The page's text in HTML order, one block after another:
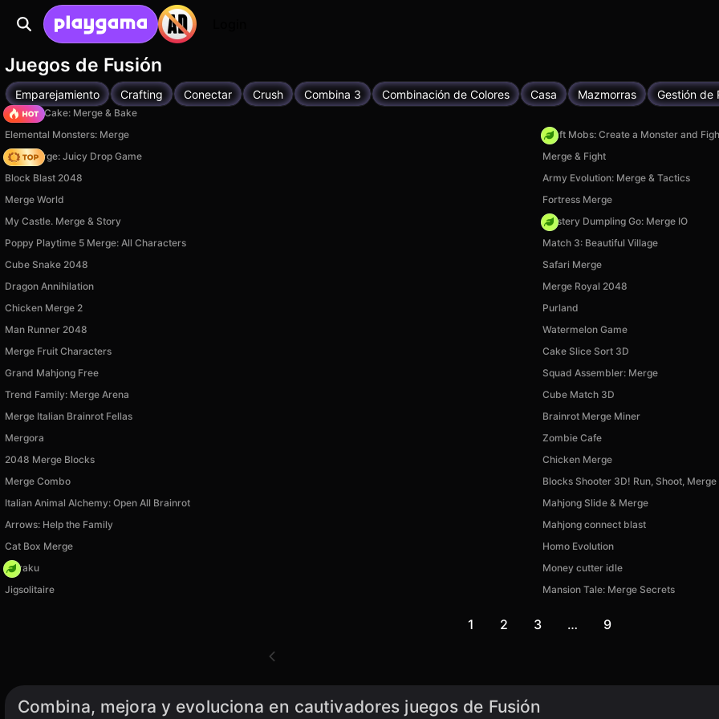
Juegos de Fusión
Emparejamiento Crafting Conectar Crush Combina 3 Combinación de Colores Casa Mazmorras Gestión de
Piece of Cake: Merge & Bake
Elemental Monsters: Merge
Craft Mobs: Create a Monster and
Fruit Merge: Juicy Drop Game
Merge & Fight
Block Blast 2048
Army Evolution: Merge & Tactics
Merge World
Fortress Merge
My Castle. Merge & Story
Mystery Dumpling Go: Merge IO
Poppy Playtime 5 Merge: All Characters
Match 3: Beautiful Village
Cube Snake 2048
Safari Merge
Dragon Annihilation
Merge Royal 2048
Chicken Merge 2
Purland
Man Runner 2048
Watermelon Game
Merge Fruit Characters
Cake Slice Sort 3D
Grand Mahjong Free
Squad Assembler: Merge
Trend Family: Merge Arena
Cube Match 3D
Merge Italian Brainrot Fellas
Brainrot Merge Miner
Mergora
Zombie Cafe
2048 Merge Blocks
Chicken Merge
Merge Combo
Blocks Shooter 3D! Run, Shoot, Merge
Italian Animal Alchemy: Open All Brainrot
Mahjong Slide & Merge
Arrows: Help the Family
Mahjong connect blast
Cat Box Merge
Homo Evolution
Floraku
Money cutter idle
Jigsolitaire
Mansion Tale: Merge Secrets
1 2 3 … 9
Combina, mejora y evoluciona en cautivadores juegos de Fusión